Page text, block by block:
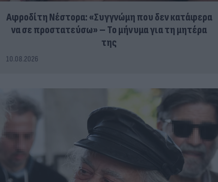
Αφροδίτη Νέστορα: «Συγγνώμη που δεν κατάφερα
να σε προστατεύσω» – Το μήνυμα για τη μητέρα
της
10.08.2026